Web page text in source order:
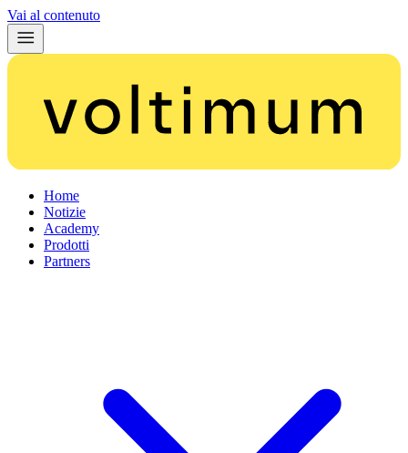
Vai al contenuto
Home
Notizie
Academy
Prodotti
Partners